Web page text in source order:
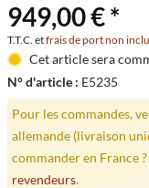
949,00 € *
T.T.C. etfrais de port non
Cet article sera
N° d'article : E5235
Pour les commandes,
allemande (livraison
commander en France
revendeurs.